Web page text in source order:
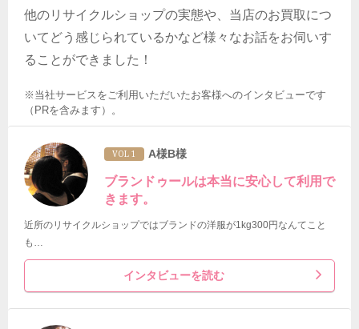
他のリサイクルショップの実態や、当店のお買取につ
いてどう感じられているかなど様々なお話をお伺いす
ることができました！
※当社サービスをご利用いただいたお客様へのインタビューです
（PRを含みます）。
VOL 1 A様B様
ブランドゥールは本当に安心して利用で
きます。
近所のリサイクルショップではブランドの洋服が1kg300円なんてこと
も…
インタビューを読む